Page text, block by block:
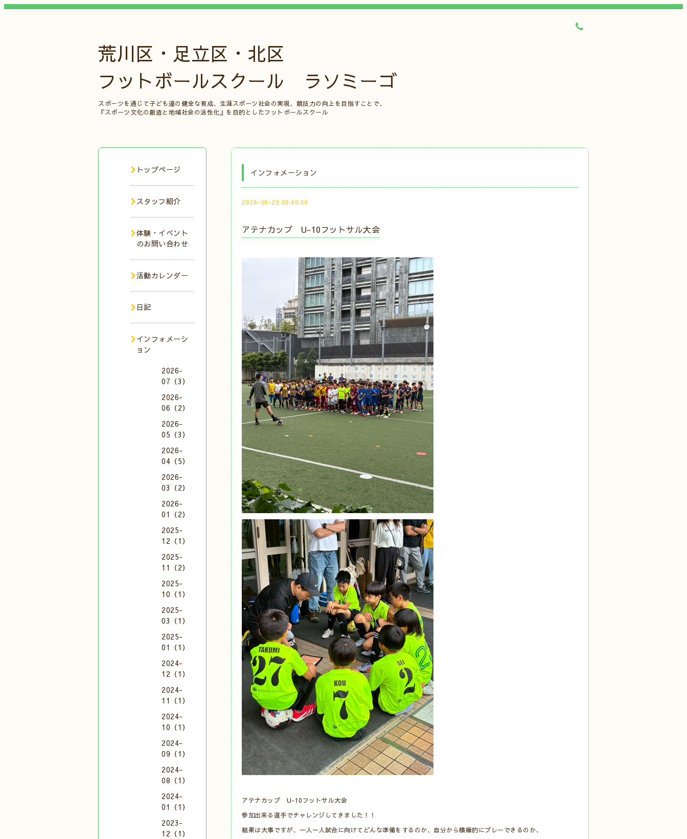
荒川区・足立区・北区
フットボールスクール ラソミーゴ
スポーツを通じて子ども達の健全な育成、生涯スポーツ社会の実現、競技力の向上を目指すことで、
『スポーツ文化の創造と地域社会の活性化』を目的としたフットボールスクール
インフォメーション
2026-06-29 08:40:00
アテナカップ U-10フットサル大会
アテナカップ U-10フットサル大会
参加出来る選手でチャレンジしてきました！！
結果は大事ですが、一人一人試合に向けてどんな準備をするのか、自分から積極的にプレーできるのか、
トップページ
スタッフ紹介
体験・イベント
のお問い合わせ
活動カレンダー
日記
インフォメーシ
ョン
2026-
07（3）
2026-
06（2）
2026-
05（3）
2026-
04（5）
2026-
03（2）
2026-
01（2）
2025-
12（1）
2025-
11（2）
2025-
10（1）
2025-
03（1）
2025-
01（1）
2024-
12（1）
2024-
11（1）
2024-
10（1）
2024-
09（1）
2024-
08（1）
2024-
01（1）
2023-
12（1）